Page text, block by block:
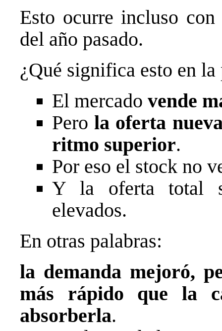
Esto ocurre incluso
del año pasado.
¿Qué significa esto en la
El mercado vende
Perola oferta
ritmo superior.
Por eso el stock no
Y la oferta total
elevados.
En otras palabras:
la demanda mejoró,
más rápido que la
absorberla.